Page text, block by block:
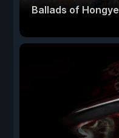
Ballads of Hongye